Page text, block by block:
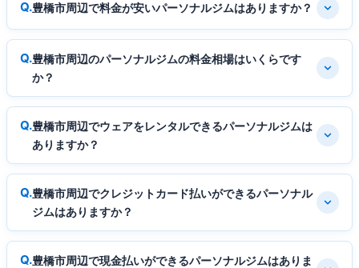
豊橋市周辺で料金が安いパーソナルジムはありますか？
豊橋市周辺のパーソナルジムの料金相場はいくらです
か？
豊橋市周辺でウェアをレンタルできるパーソナルジムは
ありますか？
豊橋市周辺でクレジットカード払いができるパーソナル
ジムはありますか？
豊橋市周辺で現金払いができるパーソナルジムはありま